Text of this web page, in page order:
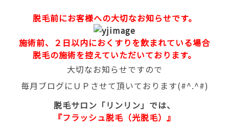
脱毛前にお客様への大切なお知らせです。
施術前、２日以内におくすりを飲まれている場合
脱毛の施術を控えていただいております。
大切なお知らせですので
毎月ブログにＵＰさせて頂いております(#^.^#)
脱毛サロン「リンリン」では、
『フラッシュ脱毛（光脱毛）』